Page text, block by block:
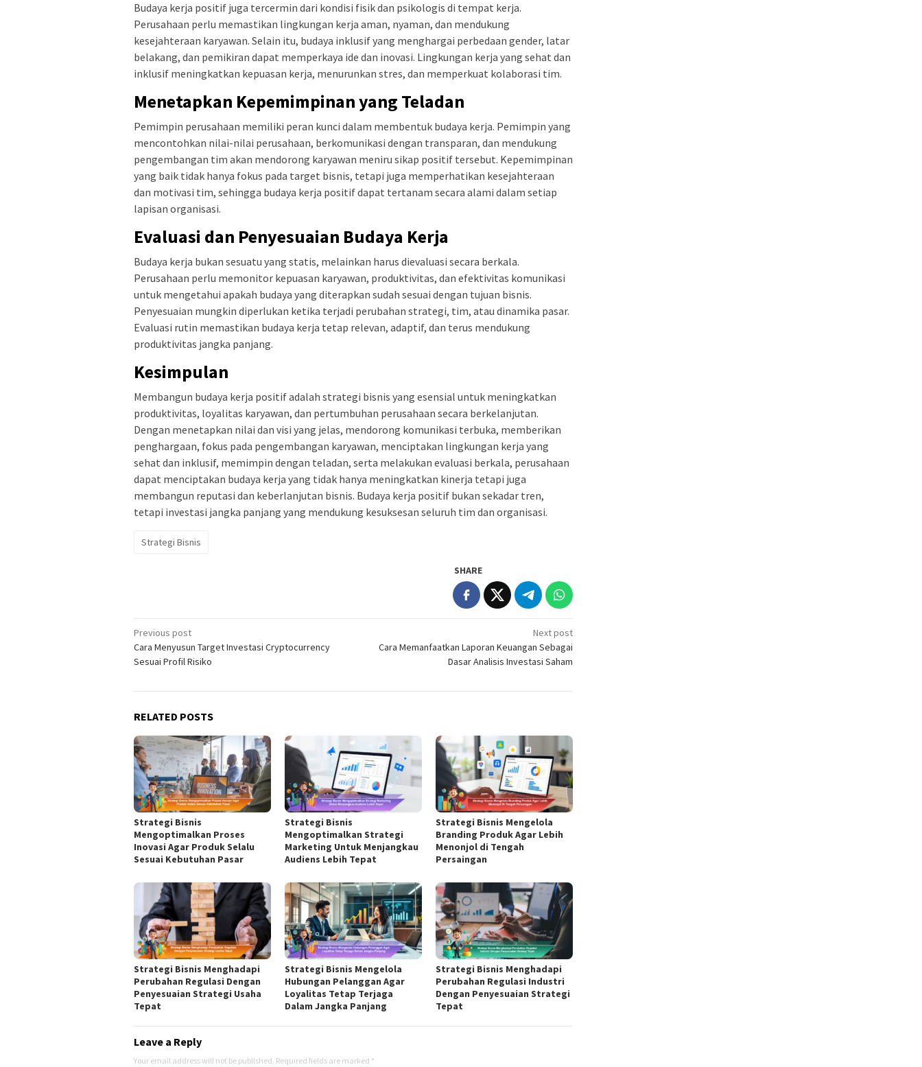
Budaya kerja positif juga tercermin dari kondisi fisik dan psikologis di tempat kerja.
Perusahaan perlu memastikan lingkungan kerja aman, nyaman, dan mendukung
kesejahteraan karyawan. Selain itu, budaya inklusif yang menghargai perbedaan gender, latar
belakang, dan pemikiran dapat memperkaya ide dan inovasi. Lingkungan kerja yang sehat dan
inklusif meningkatkan kepuasan kerja, menurunkan stres, dan memperkuat kolaborasi tim.
Menetapkan Kepemimpinan yang Teladan
Pemimpin perusahaan memiliki peran kunci dalam membentuk budaya kerja. Pemimpin yang
mencontohkan nilai-nilai perusahaan, berkomunikasi dengan transparan, dan mendukung
pengembangan tim akan mendorong karyawan meniru sikap positif tersebut. Kepemimpinan
yang baik tidak hanya fokus pada target bisnis, tetapi juga memperhatikan kesejahteraan
dan motivasi tim, sehingga budaya kerja positif dapat tertanam secara alami dalam setiap
lapisan organisasi.
Evaluasi dan Penyesuaian Budaya Kerja
Budaya kerja bukan sesuatu yang statis, melainkan harus dievaluasi secara berkala.
Perusahaan perlu memonitor kepuasan karyawan, produktivitas, dan efektivitas komunikasi
untuk mengetahui apakah budaya yang diterapkan sudah sesuai dengan tujuan bisnis.
Penyesuaian mungkin diperlukan ketika terjadi perubahan strategi, tim, atau dinamika pasar.
Evaluasi rutin memastikan budaya kerja tetap relevan, adaptif, dan terus mendukung
produktivitas jangka panjang.
Kesimpulan
Membangun budaya kerja positif adalah strategi bisnis yang esensial untuk meningkatkan
produktivitas, loyalitas karyawan, dan pertumbuhan perusahaan secara berkelanjutan.
Dengan menetapkan nilai dan visi yang jelas, mendorong komunikasi terbuka, memberikan
penghargaan, fokus pada pengembangan karyawan, menciptakan lingkungan kerja yang
sehat dan inklusif, memimpin dengan teladan, serta melakukan evaluasi berkala, perusahaan
dapat menciptakan budaya kerja yang tidak hanya meningkatkan kinerja tetapi juga
membangun reputasi dan keberlanjutan bisnis. Budaya kerja positif bukan sekadar tren,
tetapi investasi jangka panjang yang mendukung kesuksesan seluruh tim dan organisasi.
Strategi Bisnis
SHARE
Post
navigation
Previous post
Cara Menyusun Target Investasi Cryptocurrency
Sesuai Profil Risiko
Next post
Cara Memanfaatkan Laporan Keuangan Sebagai
Dasar Analisis Investasi Saham
RELATED POSTS
Strategi Bisnis
Mengoptimalkan Proses
Inovasi Agar Produk Selalu
Sesuai Kebutuhan Pasar
Strategi Bisnis
Mengoptimalkan Strategi
Marketing Untuk Menjangkau
Audiens Lebih Tepat
Strategi Bisnis Mengelola
Branding Produk Agar Lebih
Menonjol di Tengah
Persaingan
Strategi Bisnis Menghadapi
Perubahan Regulasi Dengan
Penyesuaian Strategi Usaha
Tepat
Strategi Bisnis Mengelola
Hubungan Pelanggan Agar
Loyalitas Tetap Terjaga
Dalam Jangka Panjang
Strategi Bisnis Menghadapi
Perubahan Regulasi Industri
Dengan Penyesuaian Strategi
Tepat
Leave a Reply
Your email address will not be published. Required fields are marked *